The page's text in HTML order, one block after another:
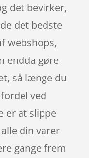
det bevirker,
det bedste
webshops,
endda gøre
så længe du
ved
er at slippe
din varer
gange frem